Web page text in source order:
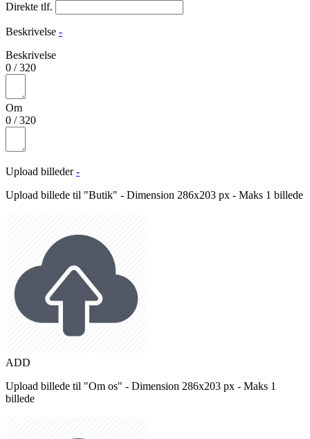
Direkte tlf.
Beskrivelse -
Beskrivelse
0 /320
Om
0 /320
Upload billeder -
Upload billede til "Butik" - Dimension 286x203 px - Maks 1 billede
ADD
Upload billede til "Om os" - Dimension 286x203 px - Maks 1
billede